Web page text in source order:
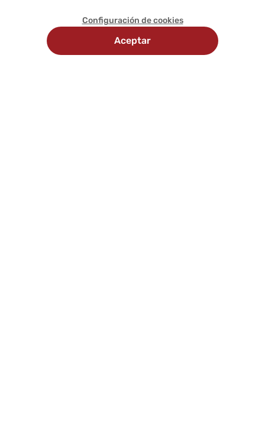
Configuración de cookies
Aceptar